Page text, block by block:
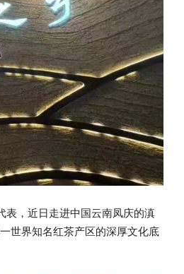
，近日走进中国云南凤庆的滇
世界知名红茶产区的深厚文化底